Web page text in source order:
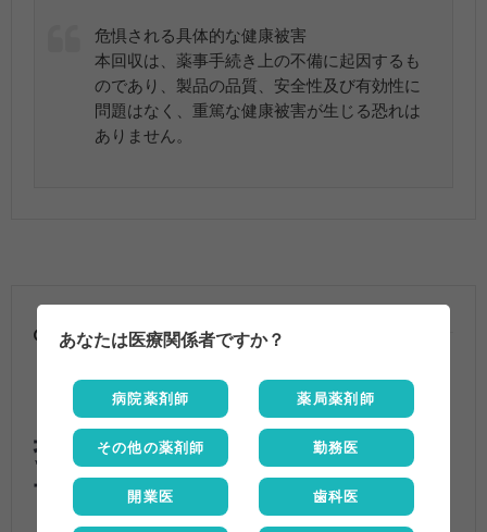
危惧される具体的な健康被害
本回収は、薬事手続き上の不備に起因するも
のであり、製品の品質、安全性及び有効性に
問題はなく、重篤な健康被害が生じる恐れは
ありません。
2018.02.25
【Q】デザレックス錠5mgの
投与制限解除日は？長期投与
可能日は？
あなたは医療関係者ですか？
病院薬剤師 薬局薬剤師
その他の薬剤師 勤務医
開業医 歯科医